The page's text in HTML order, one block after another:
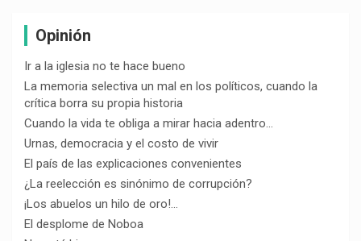
Opinión
Ir a la iglesia no te hace bueno
La memoria selectiva un mal en los políticos, cuando la
crítica borra su propia historia
Cuando la vida te obliga a mirar hacia adentro…
Urnas, democracia y el costo de vivir
El país de las explicaciones convenientes
¿La reelección es sinónimo de corrupción?
¡Los abuelos un hilo de oro!…
El desplome de Noboa